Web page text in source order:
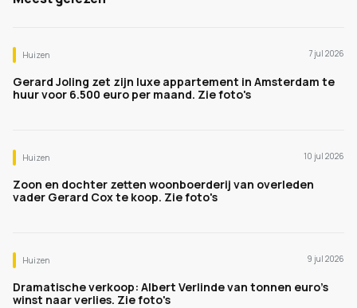
Huizen 7 jul 2026
Gerard Joling zet zijn luxe appartement in Amsterdam te
huur voor 6.500 euro per maand. Zie foto's
Huizen 10 jul 2026
Zoon en dochter zetten woonboerderij van overleden
vader Gerard Cox te koop. Zie foto's
Huizen 9 jul 2026
Dramatische verkoop: Albert Verlinde van tonnen euro's
winst naar verlies. Zie foto's